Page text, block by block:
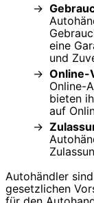
eine
und
Online-
Online-
bieten
auf
Autohändler
gesetzlichen